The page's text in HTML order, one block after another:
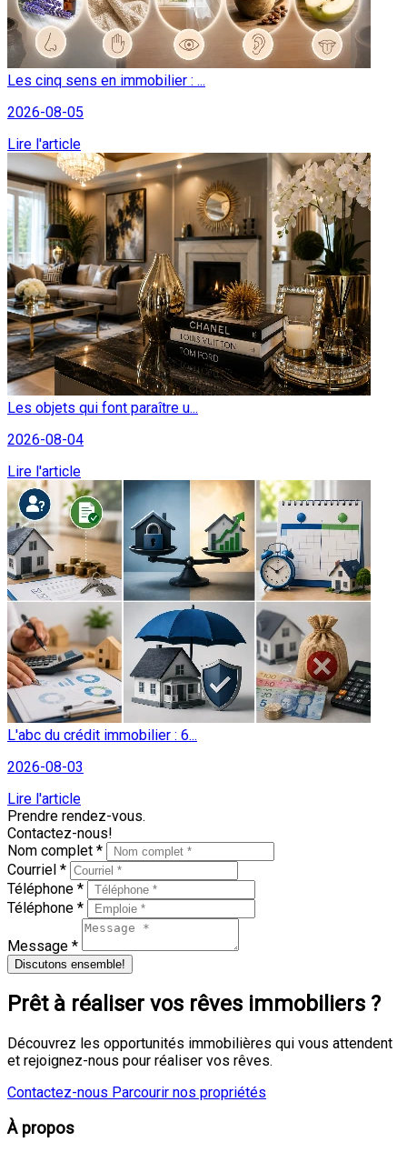
Les cinq sens en immobilier : ...
2026-08-05
Lire l'article
Les objets qui font paraître u...
2026-08-04
Lire l'article
L'abc du crédit immobilier : 6...
2026-08-03
Lire l'article
Prendre rendez-vous.
Contactez-nous!
Nom complet *
Courriel *
Téléphone *
Téléphone *
Message *
Discutons ensemble!
Prêt à réaliser vos rêves immobiliers ?
Découvrez les opportunités immobilières qui vous attendent
et rejoignez-nous pour réaliser vos rêves.
Contactez-nous Parcourir nos propriétés
À propos